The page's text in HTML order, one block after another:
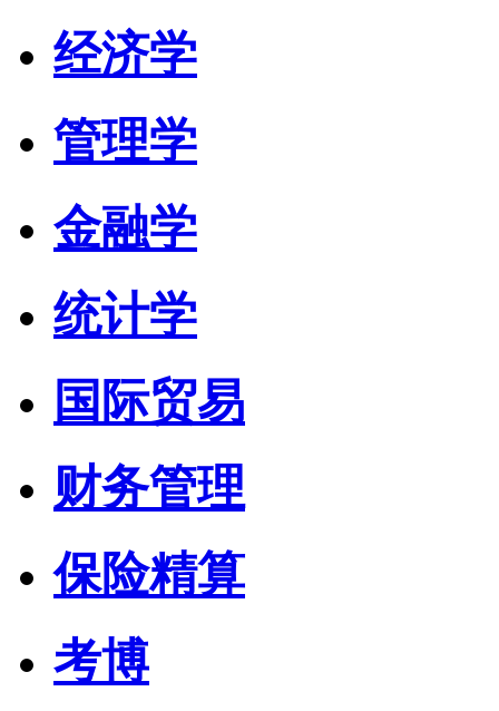
经济学
管理学
金融学
统计学
国际贸易
财务管理
保险精算
考博